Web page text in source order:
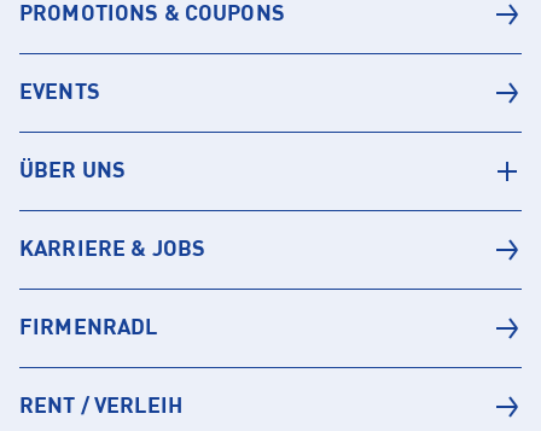
PROMOTIONS & COUPONS
EVENTS
ÜBER UNS
KARRIERE & JOBS
FIRMENRADL
RENT / VERLEIH